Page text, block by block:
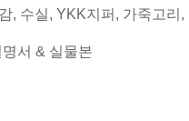
, 수실, YKK지퍼, 가죽고리,
서 & 실물본